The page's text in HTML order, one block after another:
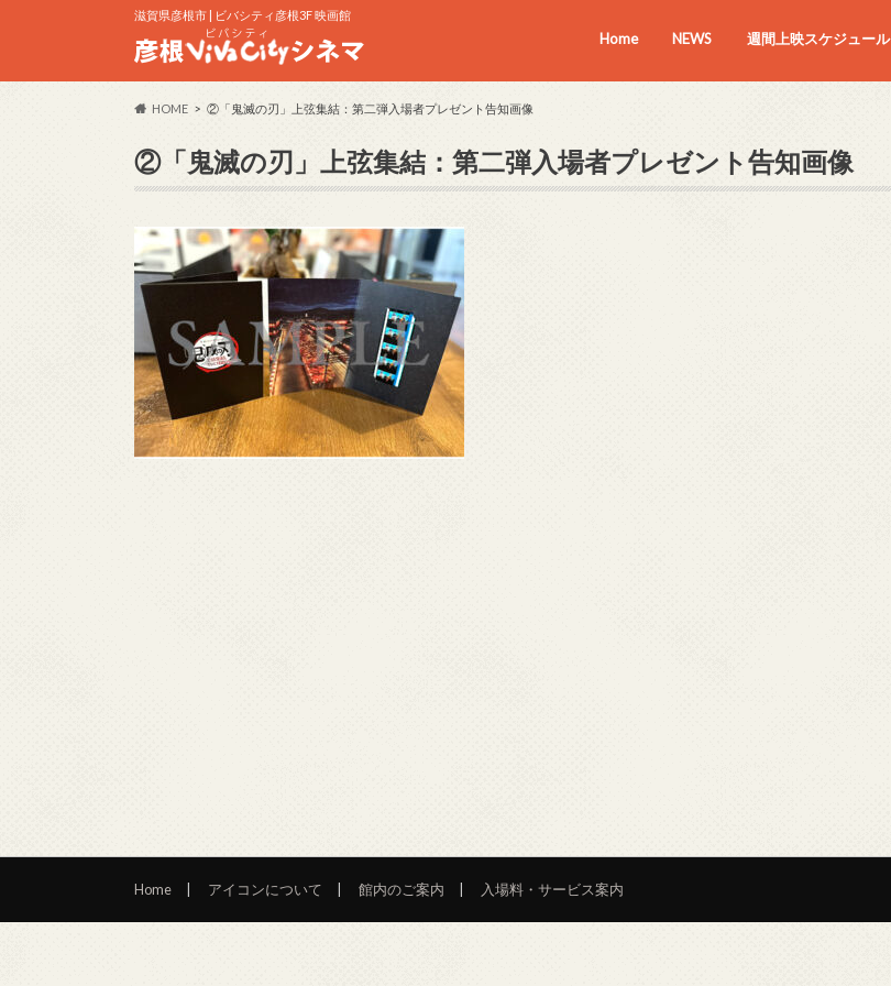
滋賀県彦根市 | ビバシティ彦根3F 映画館
Home NEWS 週間上映スケジュール
HOME ②「鬼滅の刃」上弦集結：第二弾入場者プレゼント告知画像
②「鬼滅の刃」上弦集結：第二弾入場者プレゼント告知画像
Home アイコンについて 館内のご案内 入場料・サービス案内